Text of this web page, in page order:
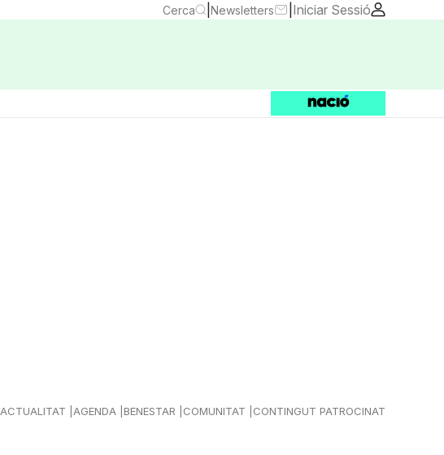
Cerca Newsletters Iniciar Sessió
ACTUALITAT AGENDA BENESTAR COMUNITAT CONTINGUT PATROCINAT